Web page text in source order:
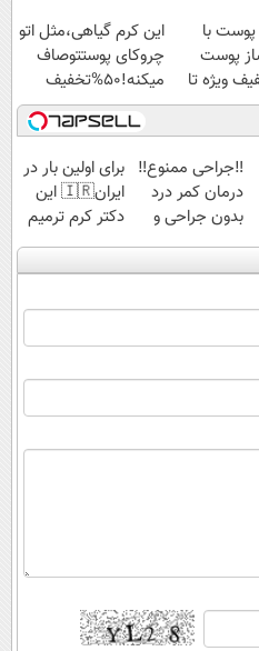
پوست با
پوست
ویژه تا
این کرم گیاهی،مثل اتو
چروکای پوستتوصاف
میکنه!50%تخفیف
‼️جراحی ممنوع‼️
درمان کمر درد
بدون جراحی و
دوره نقاهت
برای اولین بار در
ایران🇮🇷 این
دکتر کرم ترمیم
کننده 23 روزه
ساخت!